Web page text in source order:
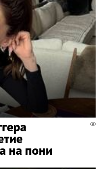
на пони